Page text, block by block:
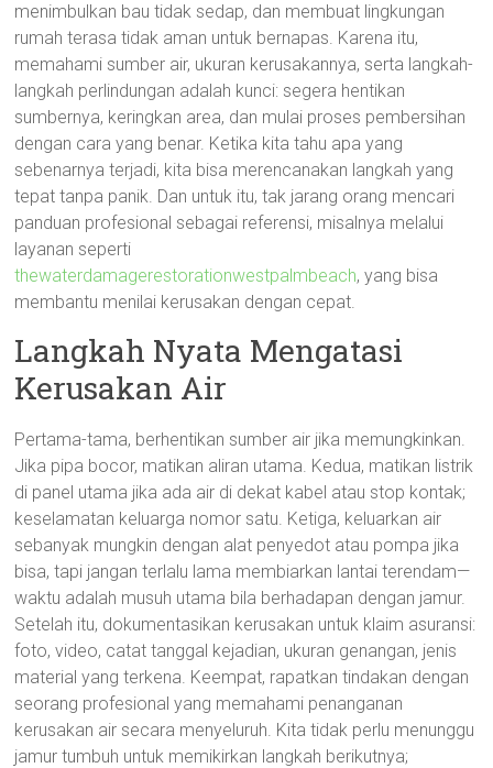
menimbulkan bau tidak sedap, dan membuat lingkungan
rumah terasa tidak aman untuk bernapas. Karena itu,
memahami sumber air, ukuran kerusakannya, serta langkah-
langkah perlindungan adalah kunci: segera hentikan
sumbernya, keringkan area, dan mulai proses pembersihan
dengan cara yang benar. Ketika kita tahu apa yang
sebenarnya terjadi, kita bisa merencanakan langkah yang
tepat tanpa panik. Dan untuk itu, tak jarang orang mencari
panduan profesional sebagai referensi, misalnya melalui
layanan seperti
thewaterdamagerestorationwestpalmbeach, yang bisa
membantu menilai kerusakan dengan cepat.
Langkah Nyata Mengatasi
Kerusakan Air
Pertama-tama, berhentikan sumber air jika memungkinkan.
Jika pipa bocor, matikan aliran utama. Kedua, matikan listrik
di panel utama jika ada air di dekat kabel atau stop kontak;
keselamatan keluarga nomor satu. Ketiga, keluarkan air
sebanyak mungkin dengan alat penyedot atau pompa jika
bisa, tapi jangan terlalu lama membiarkan lantai terendam—
waktu adalah musuh utama bila berhadapan dengan jamur.
Setelah itu, dokumentasikan kerusakan untuk klaim asuransi:
foto, video, catat tanggal kejadian, ukuran genangan, jenis
material yang terkena. Keempat, rapatkan tindakan dengan
seorang profesional yang memahami penanganan
kerusakan air secara menyeluruh. Kita tidak perlu menunggu
jamur tumbuh untuk memikirkan langkah berikutnya;